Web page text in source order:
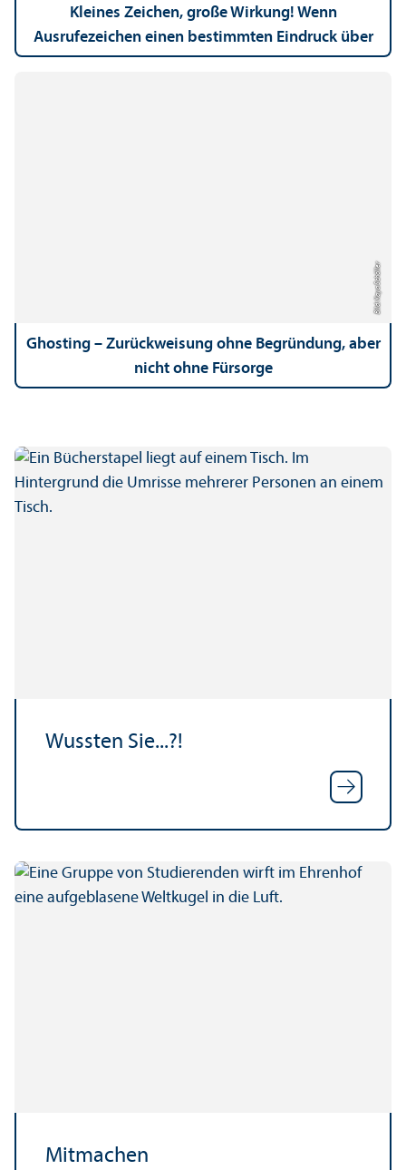
Kleines Zeichen, große Wirkung! Wenn
Ausrufezeichen einen bestimmten Eindruck über
uns erwecken
Bild: Kaya Schöller
Ghosting – Zurückweisung ohne Begründung, aber
nicht ohne Fürsorge
Wussten Sie...?!
Mitmachen